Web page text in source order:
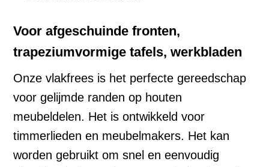
Voor afgeschuinde fronten,
trapeziumvormige tafels, werkbladen
Onze vlakfrees is het perfecte gereedschap
voor gelijmde randen op houten
meubeldelen. Het is ontwikkeld voor
timmerlieden en meubelmakers. Het kan
worden gebruikt om snel en eenvoudig